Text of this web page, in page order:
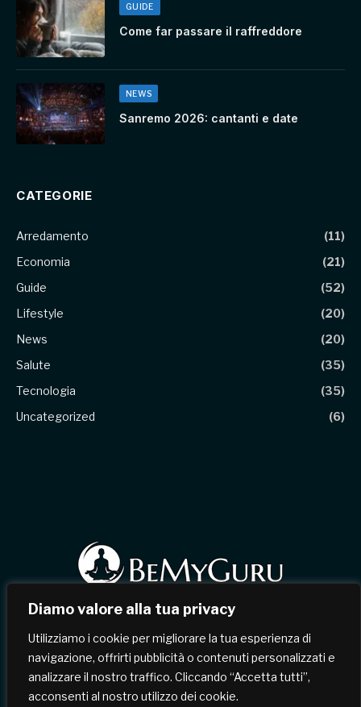
Diamo valore alla tua privacy
Utilizziamo i cookie per migliorare la tua esperienza di
navigazione, offrirti pubblicità o contenuti personalizzati e
analizzare il nostro traffico. Cliccando “Accetta tutti”,
acconsenti al nostro utilizzo dei cookie.
GUIDE
Come far passare il raffreddore
NEWS
Sanremo 2026: cantanti e date
CATEGORIE
Arredamento
(11)
Economia
(21)
Guide
(52)
Lifestyle
(20)
News
(20)
Salute
(35)
Tecnologia
(35)
Uncategorized
(6)
Facebook
X
(Twitter)
InstagramPinterest
HOME CHI SIAMO
CONTATTI
TERMINI & CONDIZIONI